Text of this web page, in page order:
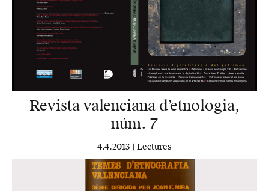
Revista valenciana d’etnologia,
núm. 7
4.4.2013 | Lectures